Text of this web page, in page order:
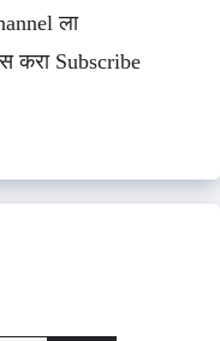
ला
करा Subscribe